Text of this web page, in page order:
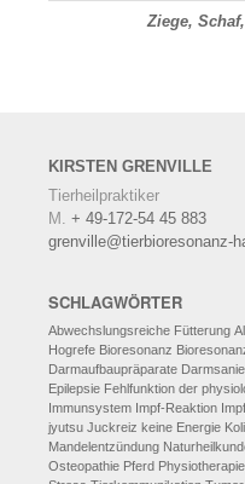
Ziege,
KIRSTEN GRENVILLE
Tierheilpraktiker
M. + 49-172-54 45 883
grenville@tierbioresonanz-
SCHLAGWÖRTER
Abwechslungsreiche Fütterung
Hogrefe Bioresonanz
Darmaufbaupräparate
Epilepsie Fehlfunktion der
Immunsystem Impf-Reaktion
jyutsu Juckreiz keine Energie
Mandelentzündung
Osteopathie Pferd Physiotherapie